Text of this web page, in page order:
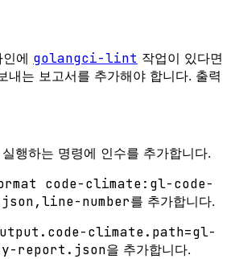
에 golangci-lint 작업이 있다면
내는 보고서를 추가해야 합니다. 출력
행하는 명령에 인수를 추가합니다.
code-climate:gl-code-
number를 추가합니다.
climate.path=gl-
report.json을 추가합니다.